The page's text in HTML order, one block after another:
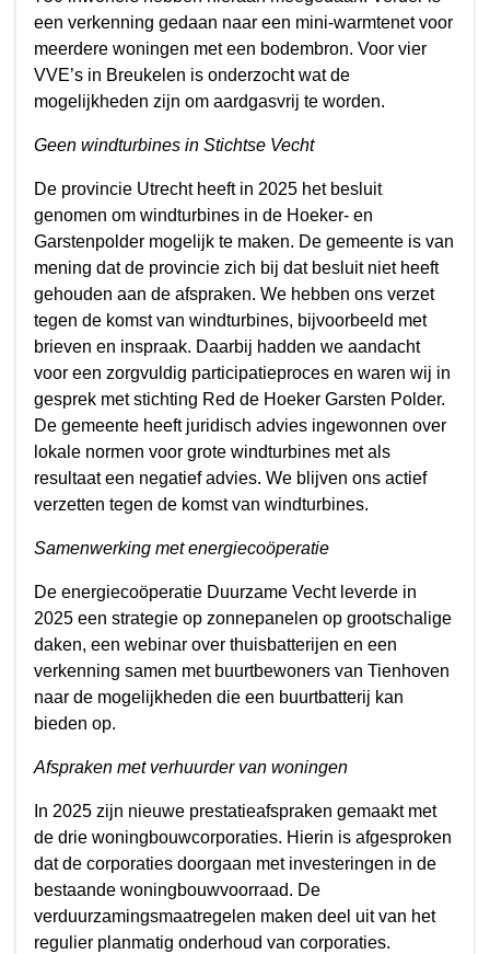
een verkenning gedaan naar een mini-warmtenet voor
meerdere woningen met een bodembron. Voor vier
VVE’s in Breukelen is onderzocht wat de
mogelijkheden zijn om aardgasvrij te worden.
Geen windturbines in Stichtse Vecht
De provincie Utrecht heeft in 2025 het besluit
genomen om windturbines in de Hoeker- en
Garstenpolder mogelijk te maken. De gemeente is van
mening dat de provincie zich bij dat besluit niet heeft
gehouden aan de afspraken. We hebben ons verzet
tegen de komst van windturbines, bijvoorbeeld met
brieven en inspraak. Daarbij hadden we aandacht
voor een zorgvuldig participatieproces en waren wij in
gesprek met stichting Red de Hoeker Garsten Polder.
De gemeente heeft juridisch advies ingewonnen over
lokale normen voor grote windturbines met als
resultaat een negatief advies. We blijven ons actief
verzetten tegen de komst van windturbines.
Samenwerking met energiecoöperatie
De energiecoöperatie Duurzame Vecht leverde in
2025 een strategie op zonnepanelen op grootschalige
daken, een webinar over thuisbatterijen en een
verkenning samen met buurtbewoners van Tienhoven
naar de mogelijkheden die een buurtbatterij kan
bieden op.
Afspraken met verhuurder van woningen
In 2025 zijn nieuwe prestatieafspraken gemaakt met
de drie woningbouwcorporaties. Hierin is afgesproken
dat de corporaties doorgaan met investeringen in de
bestaande woningbouwvoorraad. De
verduurzamingsmaatregelen maken deel uit van het
regulier planmatig onderhoud van corporaties.